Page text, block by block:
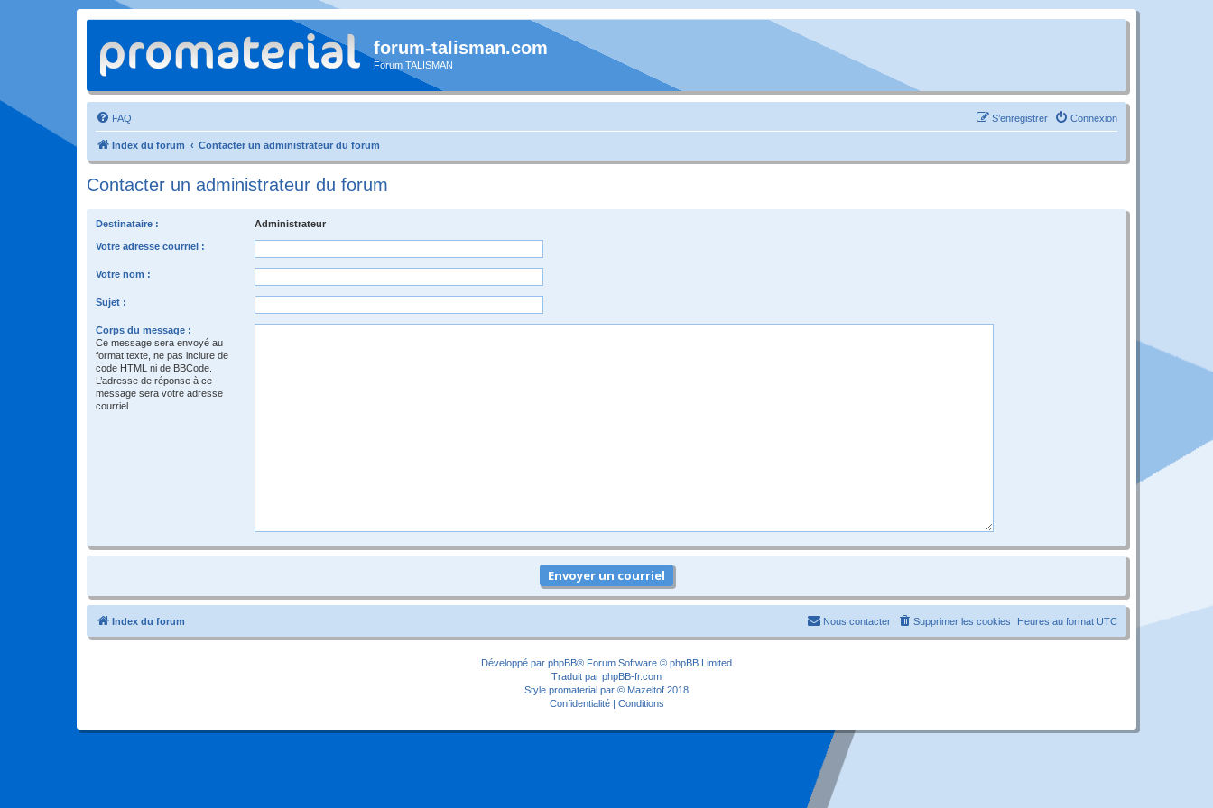
forum-talisman.com
Forum TALISMAN
FAQ Connexion
S’enregistrer
Index du forum Contacter un administrateur du forum
Contacter un administrateur du forum
Destinataire : Administrateur
Votre adresse courriel :
Votre nom :
Sujet :
Corps du message :
Ce message sera envoyé au
format texte, ne pas inclure de
code HTML ni de BBCode.
L’adresse de réponse à ce
message sera votre adresse
courriel.
Index du forum Heures au format UTC
Supprimer les cookies
Nous contacter
Développé par phpBB® Forum Software © phpBB Limited
Traduit par phpBB-fr.com
Style promaterial par © Mazeltof 2018
Confidentialité| Conditions